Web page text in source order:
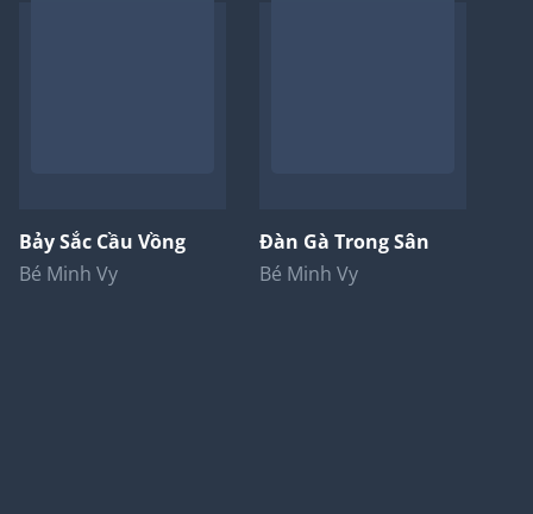
Bảy Sắc Cầu Vồng
Bé Minh Vy
Đàn Gà Trong Sân
Bé Minh Vy